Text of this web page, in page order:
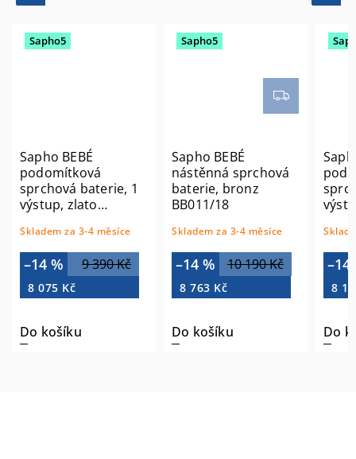
Sapho5
Sapho BEBÉ
podomítková
sprchová baterie, 1
výstup, zlato
Skladem za 3-4 měsíce
9 390 Kč
–14 %
8 075 Kč
Do košíku
Sapho5
Sapho BEBÉ
nástěnná sprchová
baterie, bronz
BB011/18
Skladem za 3-4 měsíce
10 190 Kč
–14 %
8 763 Kč
Do košíku
–14
8
Do